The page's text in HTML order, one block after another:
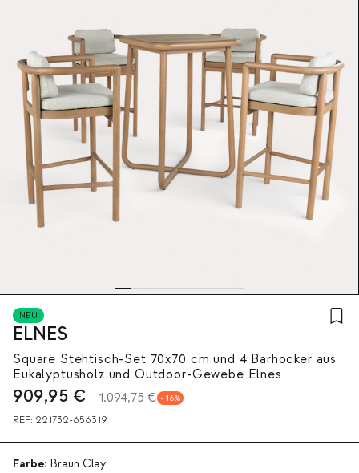
NEU
ELNES
Square Stehtisch-Set 70x70 cm und 4 Barhocker aus
Eukalyptusholz und Outdoor-Gewebe Elnes
909,95 € 1.094,75 € 16
REF: 221732-656319
Farbe: Braun Clay